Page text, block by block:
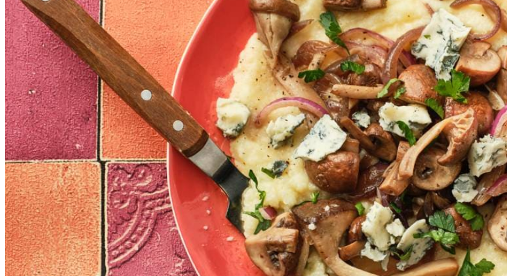
2 tenenknoflook
2 elmilde olijfolie
800 mlwater
150 gpolenta
1 tlzout
75 gParmezaanse kaas
7.5 gverse platte peterselie
Variatietip
Lekker met taleggio-kaas in plaats van gorgonzola. Snijd de taleggio in blokjes en schep de helft door de polenta.
AchtergrondinfoMeer weten overkooktechnieken?
Wat vond je van dit recept?